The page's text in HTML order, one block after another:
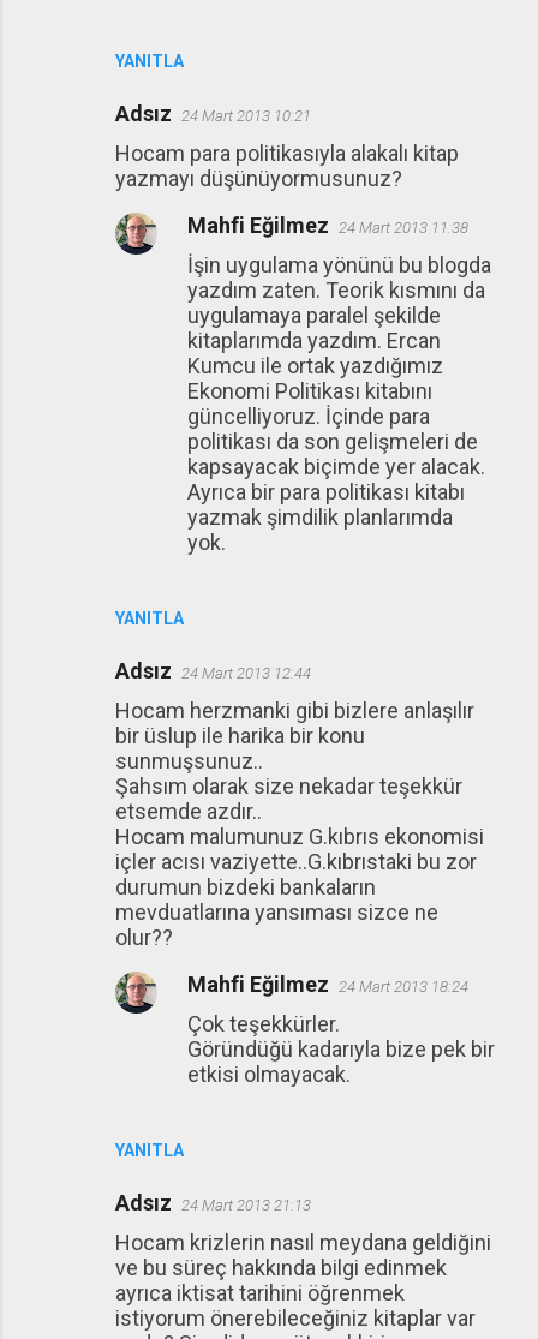
YANITLA
Adsız 24 Mart 2013 10:21
Hocam para politikasıyla alakalı kitap
yazmayı düşünüyormusunuz?
YANITLA
Mahfi Eğilmez 24 Mart 2013 11:38
İşin uygulama yönünü bu blogda
yazdım zaten. Teorik kısmını da
uygulamaya paralel şekilde
kitaplarımda yazdım. Ercan
Kumcu ile ortak yazdığımız
Ekonomi Politikası kitabını
güncelliyoruz. İçinde para
politikası da son gelişmeleri de
kapsayacak biçimde yer alacak.
Ayrıca bir para politikası kitabı
yazmak şimdilik planlarımda
yok.
Adsız 24 Mart 2013 12:44
Hocam herzmanki gibi bizlere anlaşılır
bir üslup ile harika bir konu
sunmuşsunuz..
Şahsım olarak size nekadar teşekkür
etsemde azdır..
Hocam malumunuz G.kıbrıs ekonomisi
içler acısı vaziyette..G.kıbrıstaki bu zor
durumun bizdeki bankaların
mevduatlarına yansıması sizce ne
olur??
YANITLA
Mahfi Eğilmez 24 Mart 2013 18:24
Çok teşekkürler.
Göründüğü kadarıyla bize pek bir
etkisi olmayacak.
Adsız 24 Mart 2013 21:13
Hocam krizlerin nasıl meydana geldiğini
ve bu süreç hakkında bilgi edinmek
ayrıca iktisat tarihini öğrenmek
istiyorum önerebileceğiniz kitaplar var